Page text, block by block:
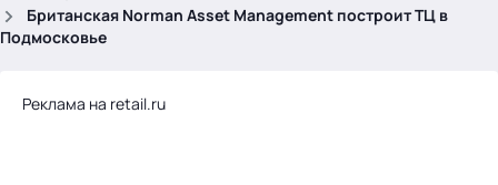
Британская Norman Asset Management построит ТЦ в
Подмосковье
Реклама на retail.ru